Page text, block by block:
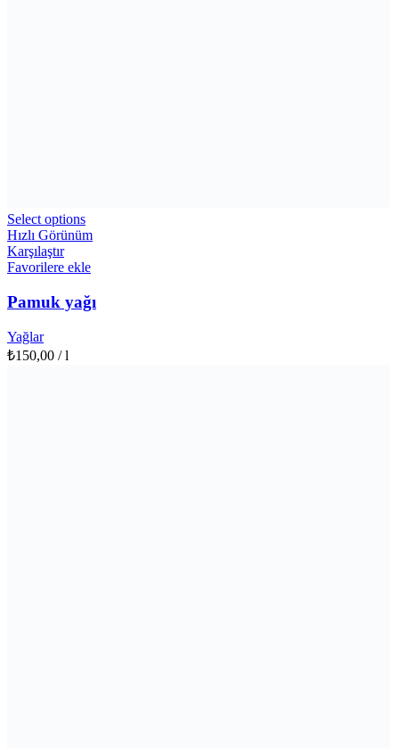
Select options
Hızlı Görünüm
Karşılaştır
Favorilere ekle
Pamuk yağı
Yağlar
₺150,00 / l